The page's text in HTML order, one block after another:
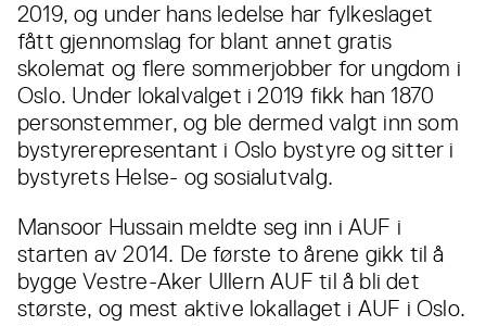
2019, og under hans ledelse har fylkeslaget
fått gjennomslag for blant annet gratis
skolemat og flere sommerjobber for ungdom i
Oslo. Under lokalvalget i 2019 fikk han 1870
personstemmer, og ble dermed valgt inn som
bystyrerepresentant i Oslo bystyre og sitter i
bystyrets Helse- og sosialutvalg.
Mansoor Hussain meldte seg inn i AUF i
starten av 2014. De første to årene gikk til å
bygge Vestre-Aker Ullern AUF til å bli det
største, og mest aktive lokallaget i AUF i Oslo.